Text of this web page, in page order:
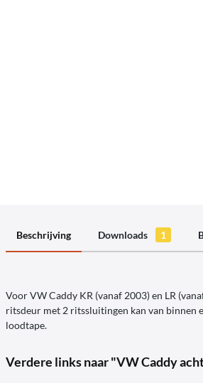
Beschrijving Downloads 1
Voor VW Caddy KR (vanaf 2003) en LR
ritsdeur met 2 ritssluitingen kan van binnen
loodtape.
Verdere links naar "VW Caddy